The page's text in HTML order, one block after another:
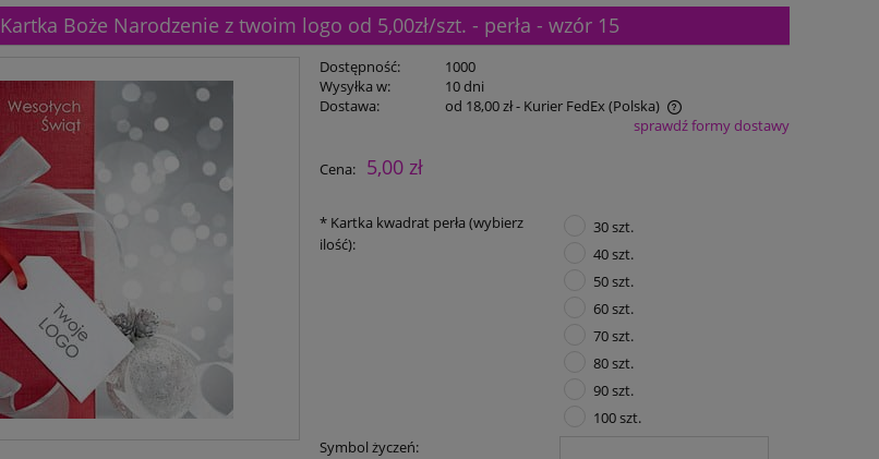
Kartka Boże Narodzenie z twoim logo od 5,00zł/szt. - perła - wzór 15
Dostępność:
1000
Wysyłka w:
10 dni
Dostawa:
od 18,00 zł- Kurier FedEx (Polska)
płatności
sprawdź formy dostawy
Cena: 5,00 zł
* Kartka kwadrat perła (wybierz
ilość):
30 szt.
40 szt.
50 szt.
60 szt.
70 szt.
80 szt.
90 szt.
100 szt.
Symbol życzeń: